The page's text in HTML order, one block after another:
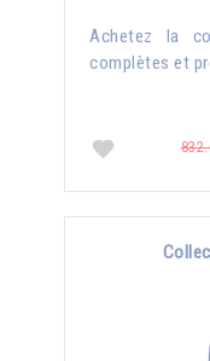
Achetez la
complètes et